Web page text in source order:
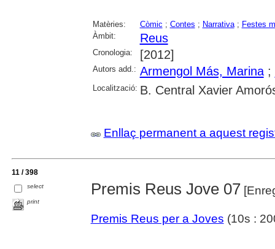
Matèries: Còmic ; Contes ; Narrativa; Festes
Àmbit:
Reus
Cronologia: [2012]
Autors add.: Armengol Más, Marina;
Localització: B. Central Xavier
Enllaç permanent a aquest
11 / 398
select
print
Premis Reus Jove 07
Premis Reus per a Joves (10s :